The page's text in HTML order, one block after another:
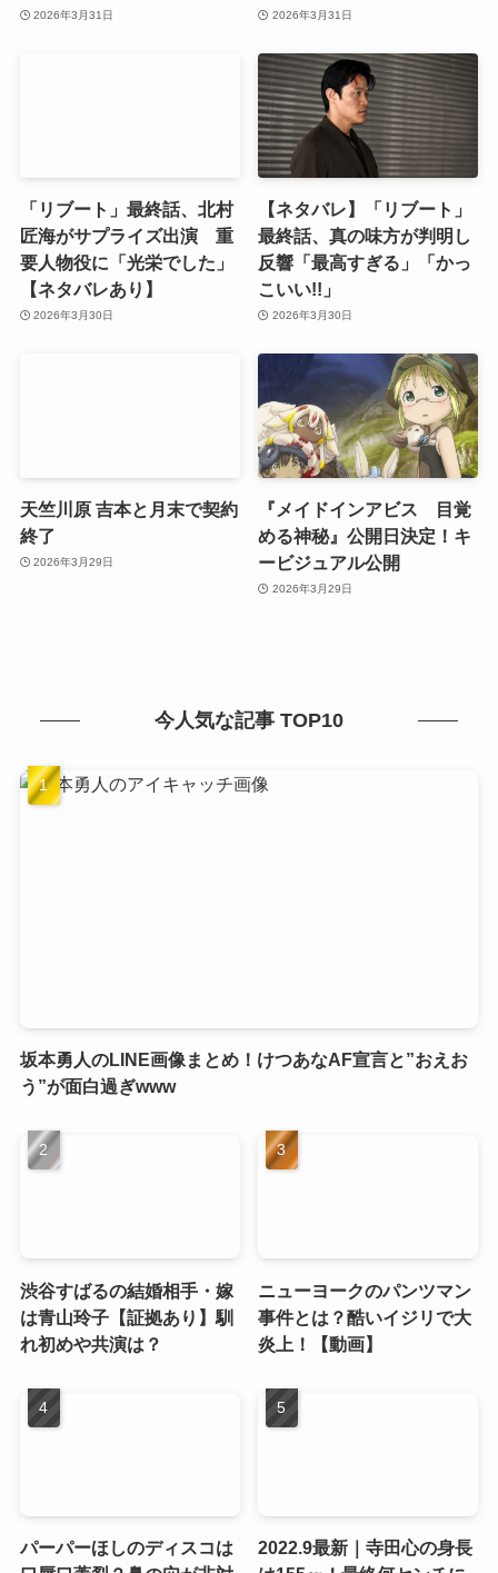
2026年3月31日 2026年3月31日
「リブート」最終話、北村
匠海がサプライズ出演 重
要人物役に「光栄でした」
【ネタバレあり】
2026年3月30日
【ネタバレ】「リブート」
最終話、真の味方が判明し
反響「最高すぎる」「かっ
こいい!!」
2026年3月30日
天竺川原 吉本と月末で契約
終了
2026年3月29日
『メイドインアビス 目覚
める神秘』公開日決定！キ
ービジュアル公開
2026年3月29日
今人気な記事 TOP10
坂本勇人のLINE画像まとめ！けつあなAF宣言と”おえお
う”が面白過ぎwww
渋谷すばるの結婚相手・嫁
は青山玲子【証拠あり】馴
れ初めや共演は？
ニューヨークのパンツマン
事件とは？酷いイジリで大
炎上！【動画】
パーパーほしのディスコは
2022.9最新｜寺田心の身長